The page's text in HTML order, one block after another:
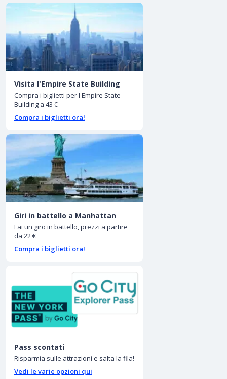
Visita l'Empire State Building
Compra i biglietti per l'Empire State
Building a 43 €
Compra i biglietti ora!
Giri in battello a Manhattan
Fai un giro in battello, prezzi a partire
da 22 €
Compra i biglietti ora!
Pass scontati
Risparmia sulle attrazioni e salta la fila!
Vedi le varie opzioni qui